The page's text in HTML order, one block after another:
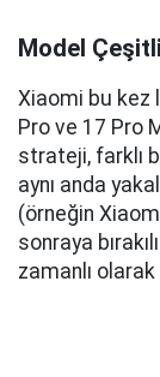
Model
Xiaomi bu kez
Pro ve 17 Pro
strateji, farklı
aynı anda
(örneğin
sonraya
zamanlı